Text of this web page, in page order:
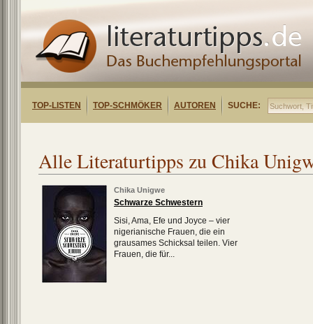
TOP-LISTEN TOP-SCHMÖKER AUTOREN SUCHE:
Alle Literaturtipps zu Chika
Chika Unigwe
Schwarze Schwestern
Sisi, Ama, Efe und Joyce – vier
nigerianische Frauen, die ein
grausames Schicksal teilen. Vier
Frauen, die für...